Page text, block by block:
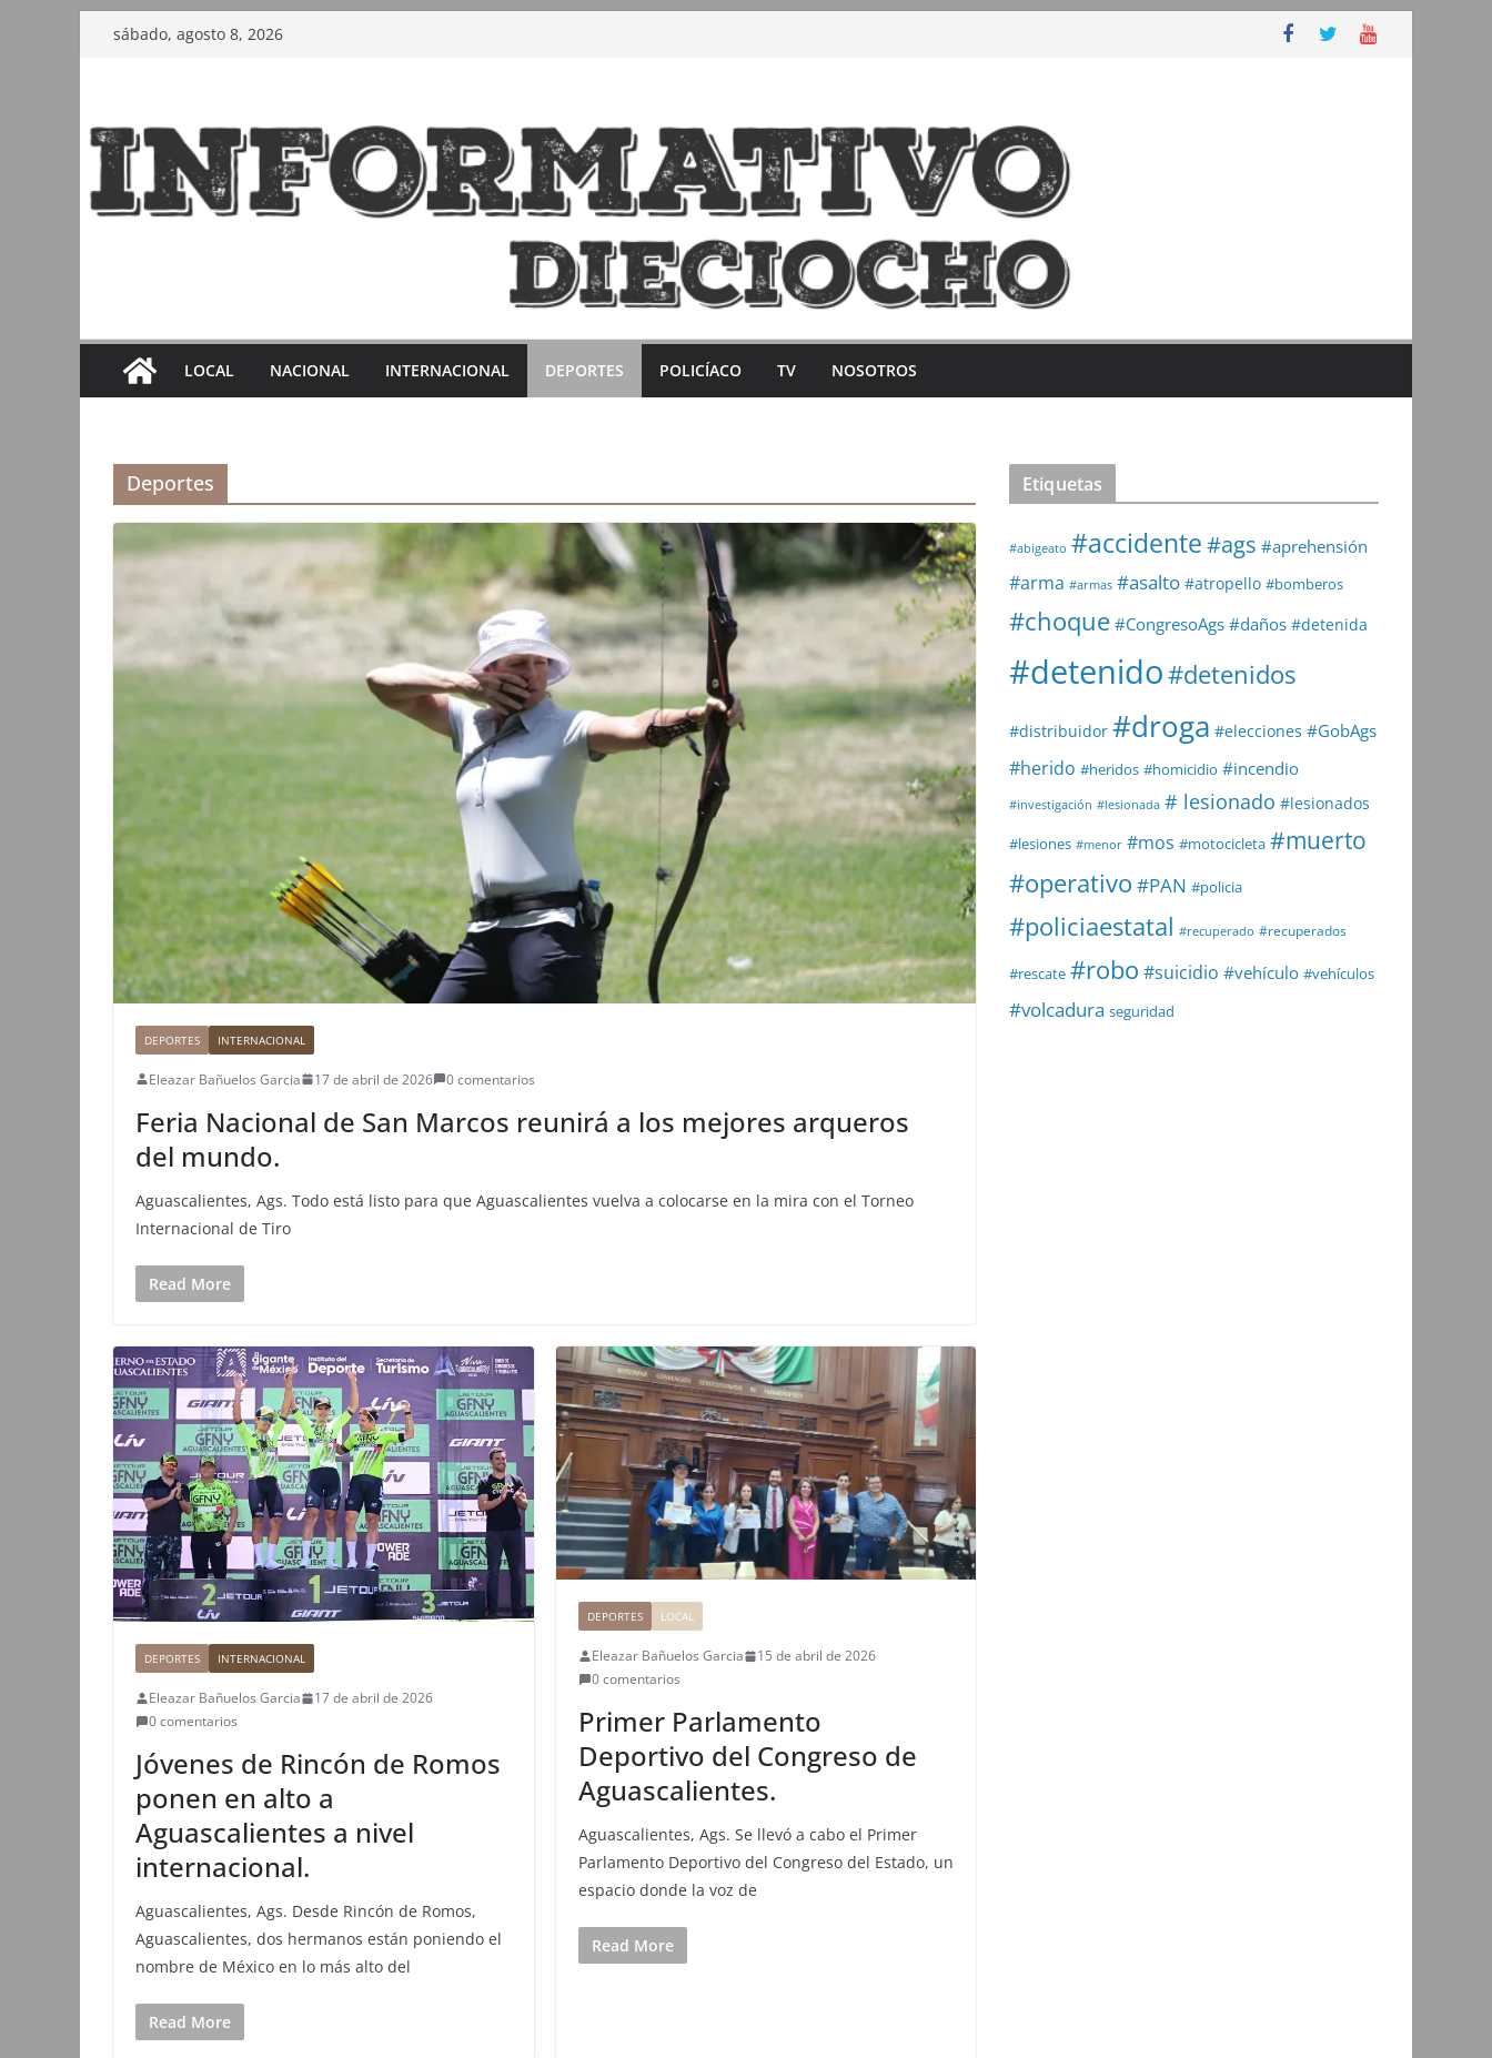
Saltarsábado, agosto 8, 2026
LOCAL NACIONAL INTERNACIONAL DEPORTES POLICÍACO TV NOSOTROS
Deportes
DEPORTES INTERNACIONAL
Eleazar Bañuelos Garcia 17 de abril de 2026 0 comentarios
Feria Nacional de San Marcos reunirá a los mejores arqueros
del mundo.
Aguascalientes, Ags. Todo está listo para que Aguascalientes vuelva a colocarse en la mira con el Torneo
Internacional de Tiro
Read More
DEPORTES INTERNACIONAL
Eleazar Bañuelos Garcia
17 de abril de 2026
0 comentarios
Jóvenes de Rincón de Romos
ponen en alto a
Aguascalientes a nivel
internacional.
Aguascalientes, Ags. Desde Rincón de Romos,
Aguascalientes, dos hermanos están poniendo el
nombre de México en lo más alto del
Read More
DEPORTES LOCAL
Eleazar Bañuelos Garcia
15 de abril de 2026
0 comentarios
Primer Parlamento
Deportivo del Congreso de
Aguascalientes.
Aguascalientes, Ags. Se llevó a cabo el Primer
Parlamento Deportivo del Congreso del Estado, un
espacio donde la voz de
Read More
Etiquetas
#abigeato #accidente#ags #aprehensión
#arma #armas #asalto #atropello #bomberos
#choque #CongresoAgs #daños #detenida
#detenido#detenidos
#distribuidor #droga #elecciones #GobAgs
#herido #heridos #homicidio #incendio
#investigación #lesionada # lesionado #lesionados
#lesiones #menor #mos #motocicleta #muerto
#operativo #PAN #policia
#policiaestatal #recuperado #recuperados
#rescate #robo #suicidio #vehículo #vehículos
#volcadura seguridad